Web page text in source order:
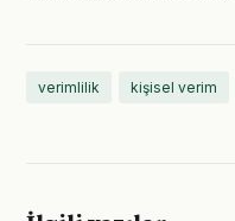
verimlilik kişisel verim